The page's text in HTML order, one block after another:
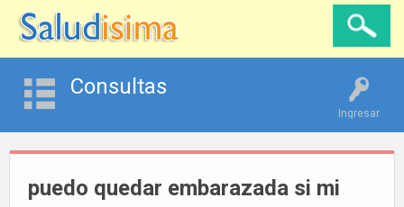
Ingresar
Consultas
puedo quedar embarazada si mi